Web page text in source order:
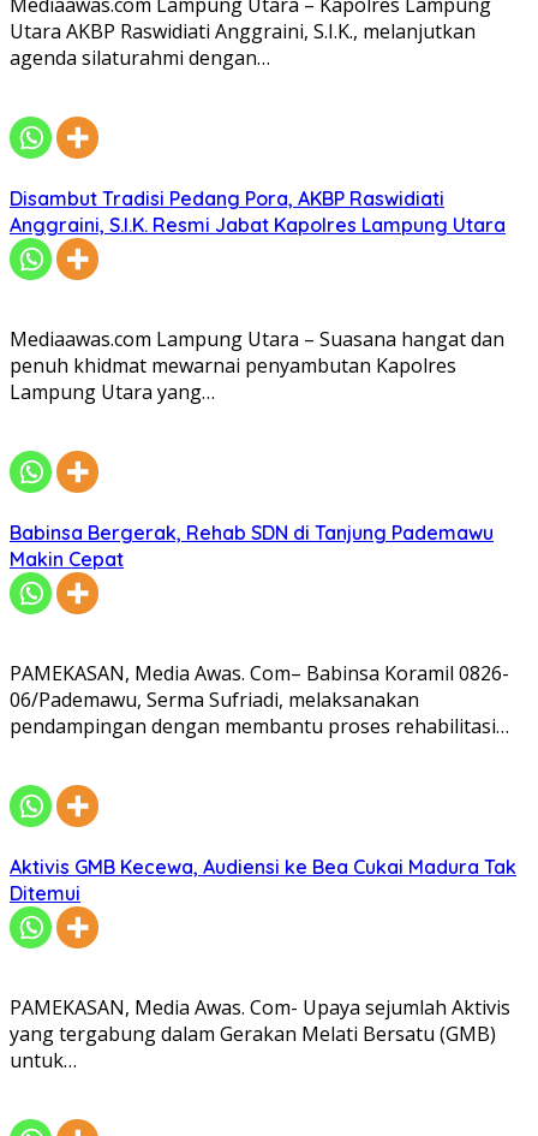
Utara AKBP Raswidiati Anggraini, S.I.K., melanjutkan
agenda silaturahmi dengan…
Disambut Tradisi Pedang Pora, AKBP Raswidiati
Anggraini, S.I.K. Resmi Jabat Kapolres Lampung Utara
Mediaawas.com Lampung Utara – Suasana hangat dan
penuh khidmat mewarnai penyambutan Kapolres
Lampung Utara yang…
Babinsa Bergerak, Rehab SDN di Tanjung Pademawu
Makin Cepat
PAMEKASAN, Media Awas. Com– Babinsa Koramil 0826-
06/Pademawu, Serma Sufriadi, melaksanakan
pendampingan dengan membantu proses rehabilitasi…
Aktivis GMB Kecewa, Audiensi ke Bea Cukai Madura Tak
Ditemui
PAMEKASAN, Media Awas. Com- Upaya sejumlah Aktivis
yang tergabung dalam Gerakan Melati Bersatu (GMB)
untuk…